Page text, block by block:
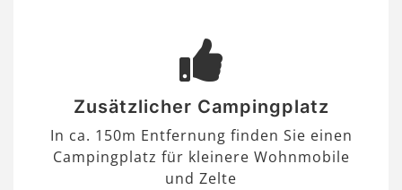
Zusätzlicher Campingplatz
In ca. 150m Entfernung finden Sie einen
Campingplatz für kleinere Wohnmobile
und Zelte